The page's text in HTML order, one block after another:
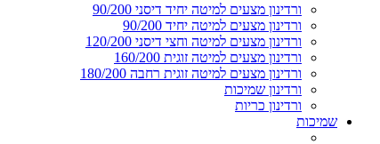
ורדינון מצעים למיטה יחיד דיסני 90/200
ורדינון מצעים למיטה יחיד 90/200
ורדינון מצעים למיטה וחצי דיסני 120/200
ורדינון מצעים למיטה זוגית 160/200
ורדינון מצעים למיטה זוגית רחבה 180/200
ורדינון שמיכות
ורדינון כריות
שמיכות